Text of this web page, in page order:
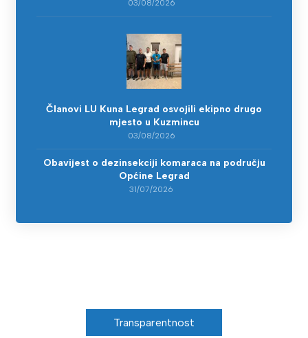
03/08/2026
Članovi LU Kuna Legrad osvojili ekipno drugo
mjesto u Kuzmincu
03/08/2026
Obavijest o dezinsekciji komaraca na području
Općine Legrad
31/07/2026
Transparentnost